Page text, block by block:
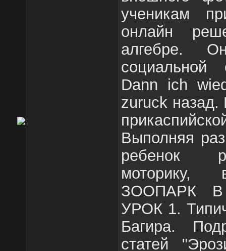
ученикам
онлайн
алгебре.
социальной
Dann ich
zuruck назад.
Выполняя
ребенок
моторику,
ЗООПАРК
УРОК 1.
Багира.
статей